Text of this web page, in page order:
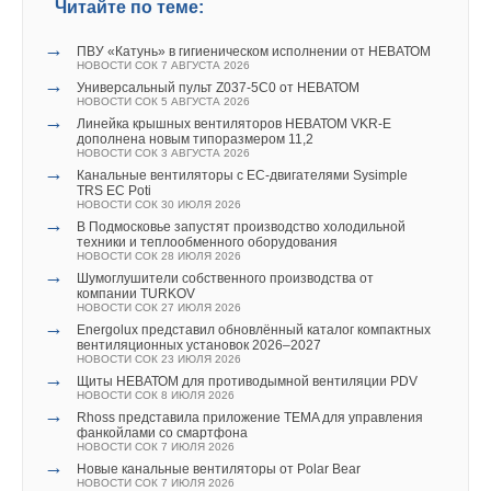
Читайте по теме:
→ ПВУ «Катунь» в гигиеническом исполнении от НЕВАТОМ
НОВОСТИ СОК 7 АВГУСТА 2026
→ Универсальный пульт Z037-5C0 от НЕВАТОМ
НОВОСТИ СОК 5 АВГУСТА 2026
→
Линейка крышных вентиляторов НЕВАТОМ VKR-E
дополнена новым типоразмером 11,2
НОВОСТИ СОК 3 АВГУСТА 2026
→
Канальные вентиляторы с ЕС-двигателями Sysimple
TRS EC Poti
НОВОСТИ СОК 30 ИЮЛЯ 2026
→
В Подмосковье запустят производство холодильной
техники и теплообменного оборудования
НОВОСТИ СОК 28 ИЮЛЯ 2026
→
Шумоглушители собственного производства от
компании TURKOV
НОВОСТИ СОК 27 ИЮЛЯ 2026
→
Energolux представил обновлённый каталог компактных
вентиляционных установок 2026–2027
НОВОСТИ СОК 23 ИЮЛЯ 2026
→ Щиты НЕВАТОМ для противодымной вентиляции PDV
НОВОСТИ СОК 8 ИЮЛЯ 2026
→
Rhoss представила приложение TEMA для управления
фанкойлами со смартфона
НОВОСТИ СОК 7 ИЮЛЯ 2026
→ Новые канальные вентиляторы от Polar Bear
НОВОСТИ СОК 7 ИЮЛЯ 2026
→
В Томске улучшили виртуальный генератор для
Крупнейшие поставщики аккумуляторов для систем
накопления энергии в 1 полугодии 2024
НОВОСТИ СОК 29 АВГУСТА 2024
Энергобезопасность предприятий в современных
условиях
НОВОСТИ СОК 28 АВГУСТА 2024
В Москве создали «быстрые» электросети для
автономного использования
НОВОСТИ СОК 19 ИЮНЯ 2024
Планы ЕС переходу на ВИЭ сталкиваются со
значительным препятствием — нехваткой
трансформаторов
→
Перспективы роста мирового рынка портативных
электростанций, 2022–2028 годы
→
В Москве создали «быстрые» электросети для
→
Планы ЕС переходу на ВИЭ сталкиваются со
значительным препятствием — нехваткой
трансформаторов
НОВОСТИ СОК 14 МАЯ 2024
→
Перспективы роста мирового рынка портативных
электростанций, 2022–2028 годы
НОВОСТИ СОК 29 ДЕКАБРЯ 2023
Комментарии
В этой теме еще нет комментариев
Добавить комментарий
оборудованы уникальным аккумулирующим элементом,
позволяющим непрерывно работать на нагрев, даже в
режиме оттайки инея, делая систему VRV IV лучшей
альтернативой традиционным системам отопления.
Читайте по теме:
→
Токио — лидер по интенсивности использования
кондиционеров
НОВОСТИ СОК 28 ИЮЛЯ 2026
→
Daikin выпустила контроллер Madoka Plus для
коммерческих систем
НОВОСТИ СОК 7 ИЮЛЯ 2026
→
Daikin Europe выводит на рынок смешанную систему
теплового насоса X Series
НОВОСТИ СОК 24 ИЮНЯ 2026
→
Daikin расширила портфель VRV 5 на R-32 установкой
VKM-JM
НОВОСТИ СОК 22 ИЮНЯ 2026
Daikin открыла завод тепловых насосов в Польше
НОВОСТИ СОК 26 МАЯ 2026
→
Daikin и NEXTY создали СП в Таиланде для разработки